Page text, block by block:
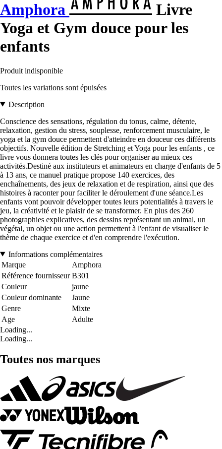
Amphora
Livre
Yoga et Gym douce pour les
enfants
Produit indisponible
Toutes les variations sont épuisées
Description
Conscience des sensations, régulation du tonus, calme, détente,
relaxation, gestion du stress, souplesse, renforcement musculaire, le
yoga et la gym douce permettent d'atteindre en douceur ces différents
objectifs. Nouvelle édition de Stretching et Yoga pour les enfants , ce
livre vous donnera toutes les clés pour organiser au mieux ces
activités.Destiné aux instituteurs et animateurs en charge d'enfants de 5
à 13 ans, ce manuel pratique propose 140 exercices, des
enchaînements, des jeux de relaxation et de respiration, ainsi que des
histoires à raconter pour faciliter le déroulement d'une séance.Les
enfants vont pouvoir développer toutes leurs potentialités à travers le
jeu, la créativité et le plaisir de se transformer. En plus des 260
photographies explicatives, des dessins représentant un animal, un
végétal, un objet ou une action permettent à l'enfant de visualiser le
thème de chaque exercice et d'en comprendre l'exécution.
Informations complémentaires
Marque
Amphora
Référence fournisseur B301
Couleur
jaune
Couleur dominante
Jaune
Genre
Mixte
Age
Adulte
Loading...
Loading...
Toutes nos marques